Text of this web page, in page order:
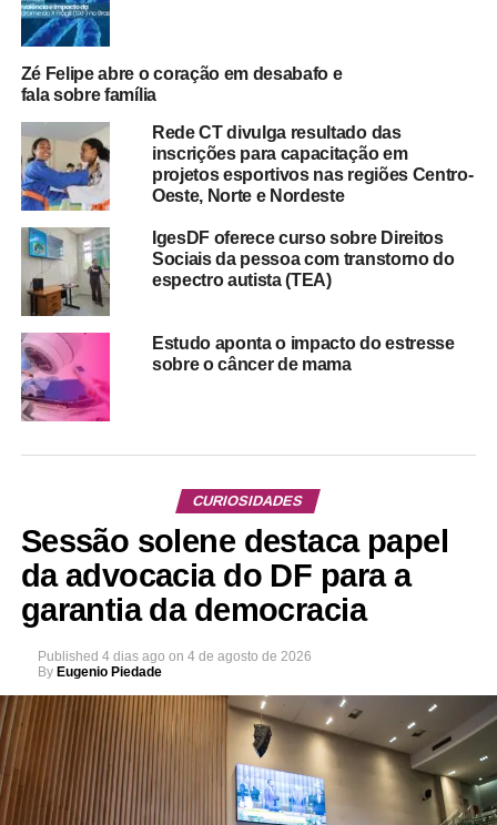
Zé Felipe abre o coração em desabafo e
fala sobre família
Rede CT divulga resultado das
inscrições para capacitação em
projetos esportivos nas regiões Centro-
Oeste, Norte e Nordeste
IgesDF oferece curso sobre Direitos
Sociais da pessoa com transtorno do
espectro autista (TEA)
Estudo aponta o impacto do estresse
sobre o câncer de mama
CURIOSIDADES
Sessão solene destaca papel
da advocacia do DF para a
garantia da democracia
Published 4 dias ago on 4 de agosto de 2026
By Eugenio Piedade